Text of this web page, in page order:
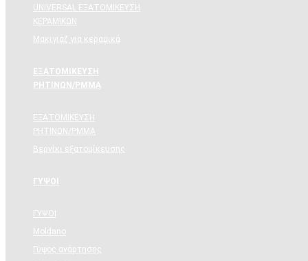
UNIVERSAL ΕΞΑΤΟΜΙΚΕΥΣΗ
ΚΕΡΑΜΙΚΩΝ
Μακιγιάζ για κεραμικά
ΕΞΑΤΟΜΙΚΕΥΣΗ
ΡΗΤΙΝΩΝ/PMMA
ΕΞΑΤΟΜΙΚΕΥΣΗ
ΡΗΤΙΝΩΝ/PMMA
Βερνίκι εξατομίκευσης
ΓΥΨΟΙ
ΓΥΨΟΙ
Moldano
Γύψος ανάρτησης